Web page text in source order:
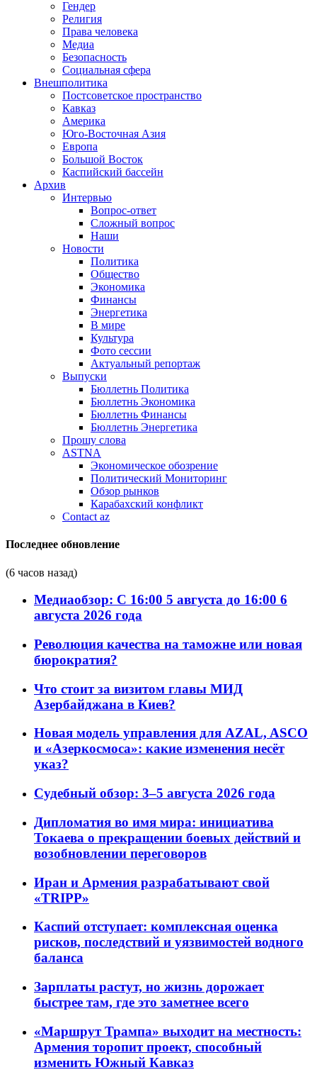
Гендер
Религия
Права человека
Медиа
Безопасность
Социальная сфера
Внешполитика
Постсоветское пространство
Кавказ
Америка
Юго-Восточная Азия
Европа
Большой Восток
Каспийский бассейн
Архив
Интервью
Вопрос-ответ
Сложный вопрос
Наши
Новости
Политика
Общество
Экономика
Финансы
Энергетика
В мире
Культура
Фото сессии
Актуальный репортаж
Выпуски
Бюллетнь Политика
Бюллетнь Экономика
Бюллетнь Финансы
Бюллетнь Энергетика
Прошу слова
ASTNA
Экономическое обозрение
Политический Мониторинг
Обзор рынков
Карабахский конфликт
Contact az
Последнее обновление
(6 часов назад)
Медиаобзор: С 16:00 5 августа до 16:00 6
августа 2026 года
Революция качества на таможне или новая
бюрократия?
Что стоит за визитом главы МИД
Азербайджана в Киев?
Новая модель управления для AZAL, ASCO
и «Азеркосмоса»: какие изменения несёт
указ?
Судебный обзор: 3–5 августа 2026 года
Дипломатия во имя мира: инициатива
Токаева о прекращении боевых действий и
возобновлении переговоров
Иран и Армения разрабатывают свой
«TRIPP»
Каспий отступает: комплексная оценка
рисков, последствий и уязвимостей водного
баланса
Зарплаты растут, но жизнь дорожает
быстрее там, где это заметнее всего
«Маршрут Трампа» выходит на местность:
Армения торопит проект, способный
изменить Южный Кавказ